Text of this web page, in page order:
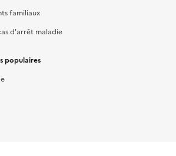
familiaux
d'arrêt maladie
populaires